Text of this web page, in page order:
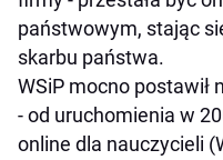
państwowym, stając
skarbu państwa.
WSiP mocno postawił
- od uruchomienia w
online dla nauczycieli